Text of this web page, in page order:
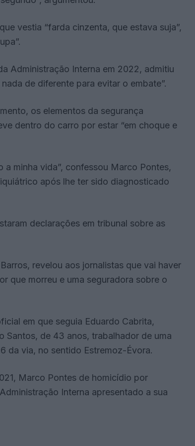
vestia “farda cinzenta, que estava suja”,
Administração Interna em 2022, admitiu
de diferente para evitar o embate”.
os elementos da segurança
dentro do carro por estar “em choque e
minha vida”, confessou Marco Pontes,
após lhe ter sido diagnosticado
declarações em tribunal sobre as
revelou aos jornalistas que vai haver
que morreu e uma seguradora sobre o
em que seguia Eduardo Cabrita,
de 43 anos, trabalhador de uma
da via, no sentido Estremoz-Évora.
Marco Pontes de homicídio por
Interna apresentado a sua